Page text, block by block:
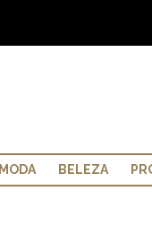
MODA BELEZA